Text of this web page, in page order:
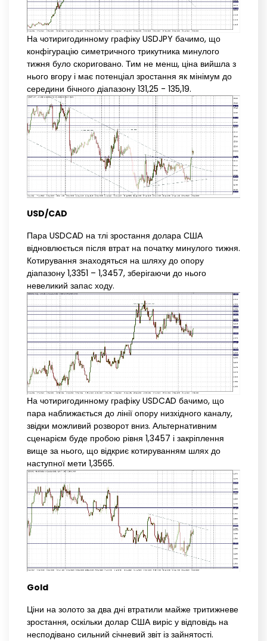
На чотиригодинному графіку USDJPY бачимо, що
конфігурацію симетричного трикутника минулого
тижня було скориговано. Тим не менш, ціна вийшла з
нього вгору і має потенціал зростання як мінімум до
середини бічного діапазону 131,25 - 135,19.
USD/CAD
Пара USDCAD на тлі зростання долара США
відновлюється після втрат на початку минулого тижня.
Котирування знаходяться на шляху до опору
діапазону 1,3351 – 1,3457, зберігаючи до нього
невеликий запас ходу.
На чотиригодинному графіку USDCAD бачимо, що
пара наближається до лінії опору низхідного каналу,
звідки можливий розворот вниз. Альтернативним
сценарієм буде пробою рівня 1,3457 і закріплення
вище за нього, що відкриє котируванням шлях до
наступної мети 1,3565.
Gold
Ціни на золото за два дні втратили майже тритижневе
зростання, оскільки долар США виріс у відповідь на
несподівано сильний січневий звіт із зайнятості.